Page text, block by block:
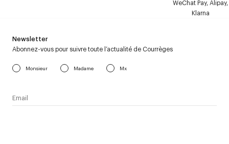
WeChat Pay, Alipay,
Klarna
Newsletter
Abonnez-vous pour suivre toute l’actualité de Courrèges
Monsieur Madame Mx